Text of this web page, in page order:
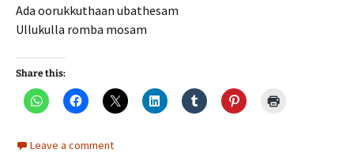
Ada oorukkuthaan ubathesam
Ullukulla romba mosam
Share this:
Leave a comment